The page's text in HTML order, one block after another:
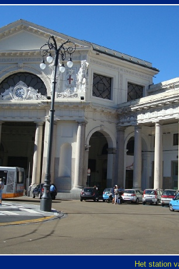
Het station